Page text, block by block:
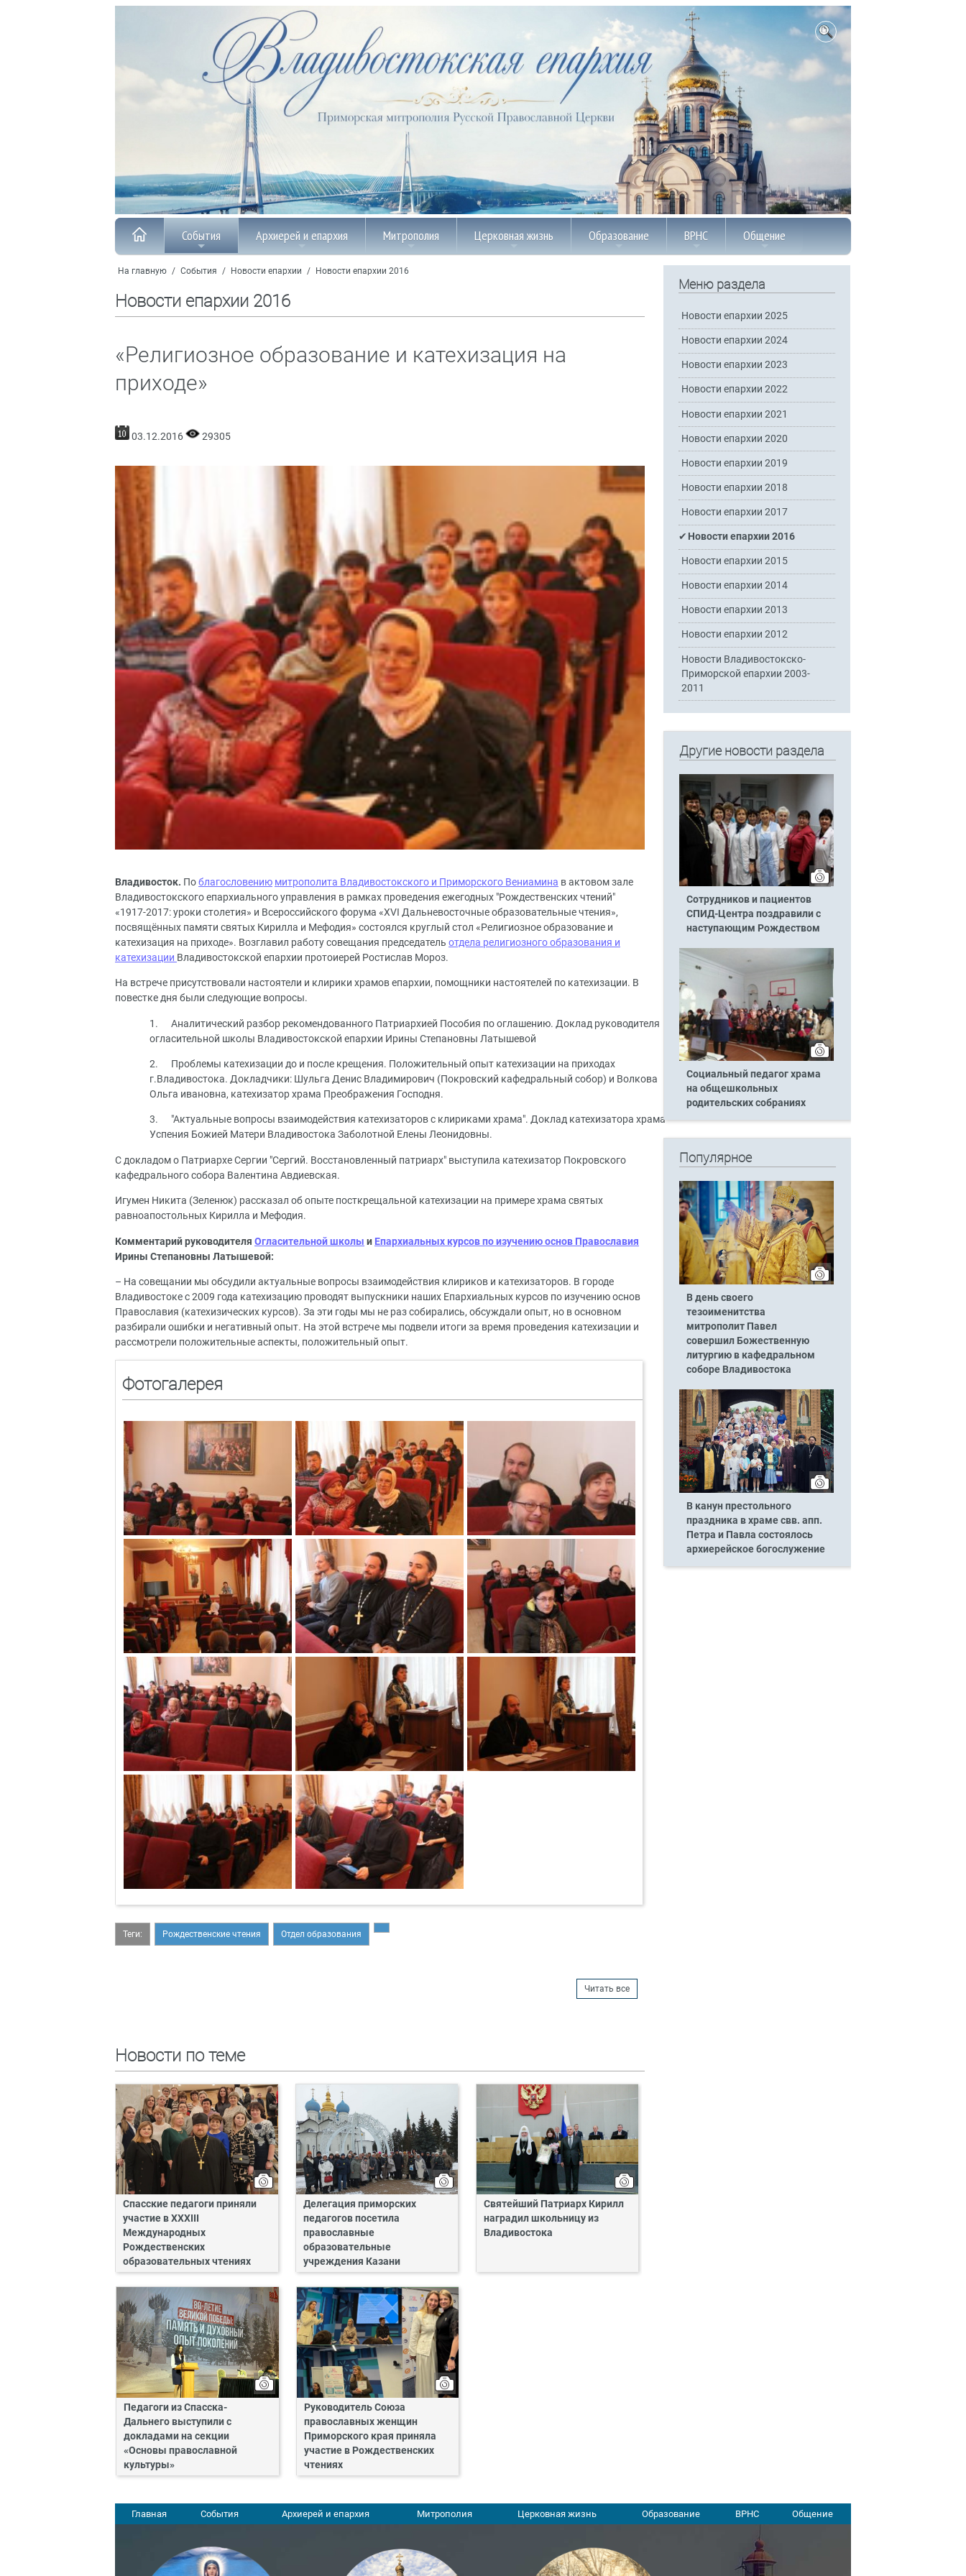
События Архиерей и епархия Митрополия Церковная жизнь Образование ВРНС Общение
На главную / События / Новости епархии / Новости епархии 2016
Новости епархии 2016
«Религиозное образование и катехизация на
приходе»
03.12.2016 29305
Владивосток. Поблагословению митрополита Владивостокского и Приморского Вениамина в актовом зале
Владивостокского епархиального управления в рамках проведения ежегодных "Рождественских чтений"
«1917-2017: уроки столетия» и Всероссийского форума «XVI Дальневосточные образовательные чтения»,
посвящённых памяти святых Кирилла и Мефодия» состоялся круглый стол «Религиозное образование и
катехизация на приходе». Возглавил работу совещания председатель отдела религиозного образования и
катехизации Владивостокской епархии протоиерей Ростислав Мороз.
На встрече присутствовали настоятели и клирики храмов епархии, помощники настоятелей по катехизации. В
повестке дня были следующие вопросы.
1. Аналитический разбор рекомендованного Патриархией Пособия по оглашению. Доклад руководителя
огласительной школы Владивостокской епархии Ирины Степановны Латышевой
2. Проблемы катехизации до и после крещения. Положительный опыт катехизации на приходах
г.Владивостока. Докладчики: Шульга Денис Владимирович (Покровский кафедральный собор) и Волкова
Ольга ивановна, катехизатор храма Преображения Господня.
3. "Актуальные вопросы взаимодействия катехизаторов с клириками храма". Доклад катехизатора храма
Успения Божией Матери Владивостока Заболотной Елены Леонидовны.
С докладом о Патриархе Сергии "Сергий. Восстановленный патриарх" выступила катехизатор Покровского
кафедрального собора Валентина Авдиевская.
Игумен Никита (Зеленюк) рассказал об опыте посткрещальной катехизации на примере храма святых
равноапостольных Кирилла и Мефодия.
Комментарий руководителя Огласительной школы и Епархиальных курсов по изучению основ Православия
Ирины Степановны Латышевой:
– На совещании мы обсудили актуальные вопросы взаимодействия клириков и катехизаторов. В городе
Владивостоке с 2009 года катехизацию проводят выпускники наших Епархиальных курсов по изучению основ
Православия (катехизических курсов). За эти годы мы не раз собирались, обсуждали опыт, но в основном
разбирали ошибки и негативный опыт. На этой встрече мы подвели итоги за время проведения катехизации и
рассмотрели положительные аспекты, положительный опыт.
Фотогалерея
Теги: Рождественские чтения Отдел образования
Читать все
Новости по теме
Спасские педагоги приняли
участие в XXXIII
Международных
Рождественских
образовательных чтениях
Делегация приморских
педагогов посетила
православные
образовательные
учреждения Казани
Святейший Патриарх Кирилл
наградил школьницу из
Владивостока
Педагоги из Спасска-
Дальнего выступили с
докладами на секции
«Основы православной
культуры»
Руководитель Союза
православных женщин
Приморского края приняла
участие в Рождественских
чтениях
Меню раздела
Новости епархии 2025
Новости епархии 2024
Новости епархии 2023
Новости епархии 2022
Новости епархии 2021
Новости епархии 2020
Новости епархии 2019
Новости епархии 2018
Новости епархии 2017
Новости епархии 2016
Новости епархии 2015
Новости епархии 2014
Новости епархии 2013
Новости епархии 2012
Новости Владивостокско-
Приморской епархии 2003-
2011
Другие новости раздела
Сотрудников и пациентов
СПИД-Центра поздравили с
наступающим Рождеством
Социальный педагог храма
на общешкольных
родительских собраниях
Популярное
В день своего
тезоименитства
митрополит Павел
совершил Божественную
литургию в кафедральном
соборе Владивостока
В канун престольного
праздника в храме свв. апп.
Петра и Павла состоялось
архиерейское богослужение
Главная События Архиерей и епархия Митрополия Церковная жизнь Образование ВРНС Общение